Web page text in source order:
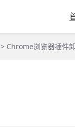
> Chrome浏览器插件